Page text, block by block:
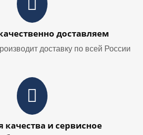
доставляем
доставку по всей России
качества и сервисное